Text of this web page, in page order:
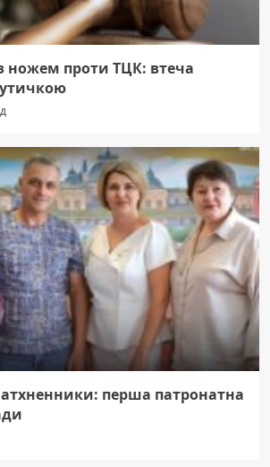
ножем проти ТЦК: втеча
перша патронатна